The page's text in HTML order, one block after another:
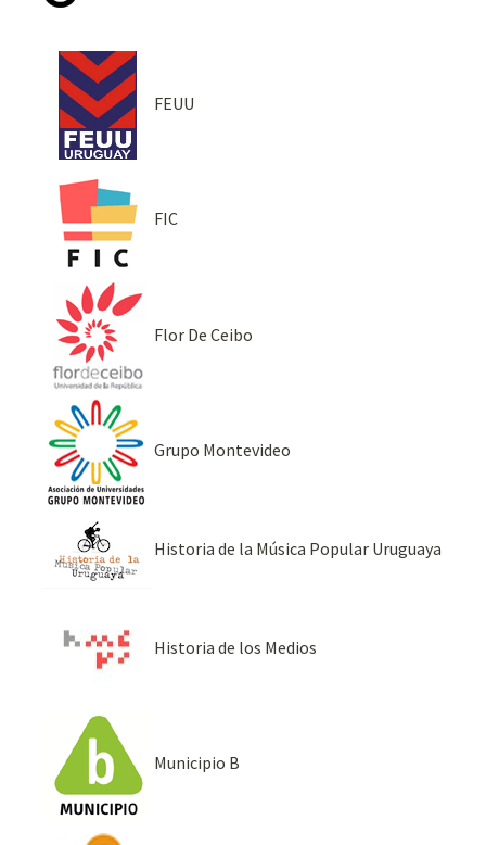
FEUU
FIC
Flor De Ceibo
Grupo Montevideo
Historia de la Música Popular Uruguaya
Historia de los Medios
Municipio B